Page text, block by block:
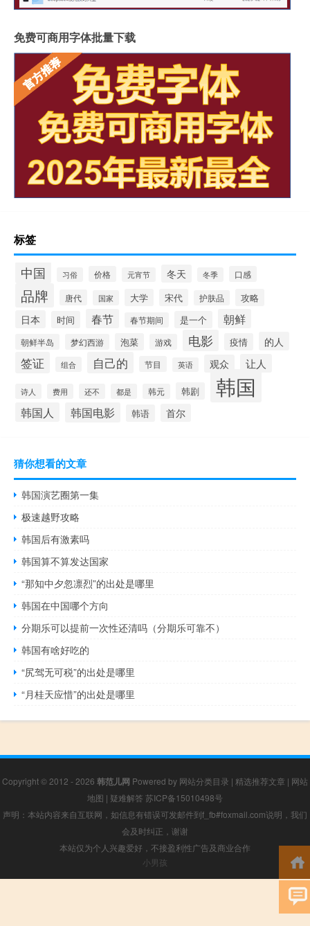
免费可商用字体批量下载
标签
中国 习俗 价格 元宵节 冬天 冬季 口感
品牌 唐代 国家 大学 宋代 护肤品 攻略
日本 时间 春节 春节期间 是一个 朝鲜
朝鲜半岛 梦幻西游 泡菜 游戏 电影 疫情 的人
签证 组合 自己的 节目 英语 观众 让人
诗人 费用 还不 都是 韩元 韩剧 韩国
韩国人 韩国电影 韩语 首尔
猜你想看的文章
韩国演艺圈第一集
极速越野攻略
韩国后有激素吗
韩国算不算发达国家
“那知中夕忽凛烈”的出处是哪里
韩国在中国哪个方向
分期乐可以提前一次性还清吗（分期乐可靠不）
韩国有啥好吃的
“尻驾无可税”的出处是哪里
“月桂天应惜”的出处是哪里
Copyright © 2012 - 2026 韩范儿网 Powered by 网站分类目录 | 精选推荐文章 | 网站
地图 | 疑难解答 苏ICP备15010498号
声明：本站内容来自互联网，如信息有错误可发邮件到f_fb#foxmail.com说明，我们
会及时纠正，谢谢
本站仅为个人兴趣爱好，不接盈利性广告及商业合作
小男孩